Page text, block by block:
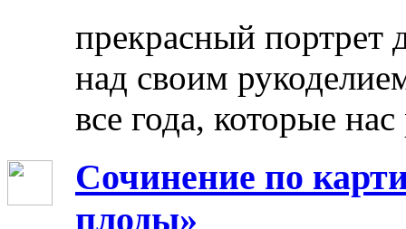
прекрасный портрет
над своим
все года, которые
Сочинение по
плоды»